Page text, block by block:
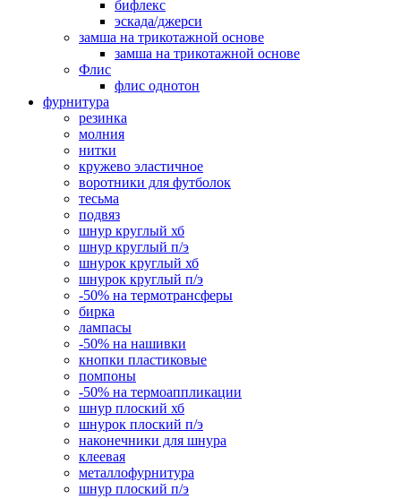
бифлекс
эскада/джерси
замша на трикотажной основе
замша на трикотажной основе
Флис
флис однотон
фурнитура
резинка
молния
нитки
кружево эластичное
воротники для футболок
тесьма
подвяз
шнур круглый хб
шнур круглый п/э
шнурок круглый хб
шнурок круглый п/э
-50% на термотрансферы
бирка
лампасы
-50% на нашивки
кнопки пластиковые
помпоны
-50% на термоаппликации
шнур плоский хб
шнурок плоский п/э
наконечники для шнура
клеевая
металлофурнитура
шнур плоский п/э